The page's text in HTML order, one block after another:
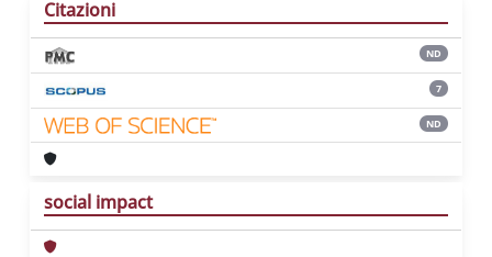
Citazioni
ND
7
ND
social impact